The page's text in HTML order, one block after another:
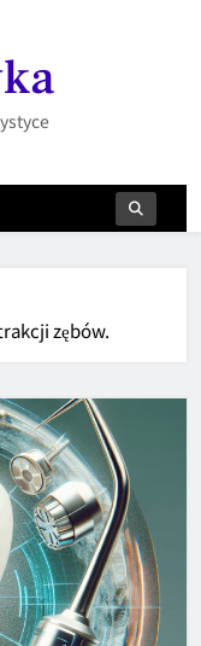
zębów.